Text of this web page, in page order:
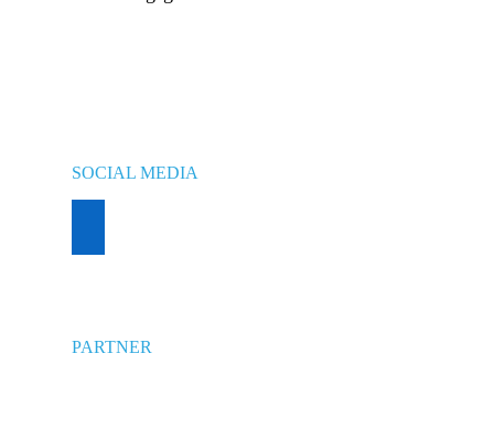
SOCIAL MEDIA
PARTNER